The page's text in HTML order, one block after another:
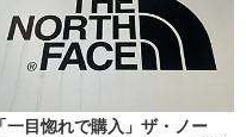
「一目惚れで購入」ザ・ノー